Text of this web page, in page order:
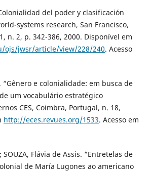
del poder y clasificación
systems research, San Francisco,
n. 2, p. 342-386, 2000. Disponível em
ojs/jwsr/article/view/228/240. Acesso
“Gênero e colonialidade: em busca de
um vocabulário estratégico
CES, Coimbra, Portugal, n. 18,
http://eces.revues.org/1533. Acesso em
SOUZA, Flávia de Assis. “Entretelas de
de María Lugones ao americano